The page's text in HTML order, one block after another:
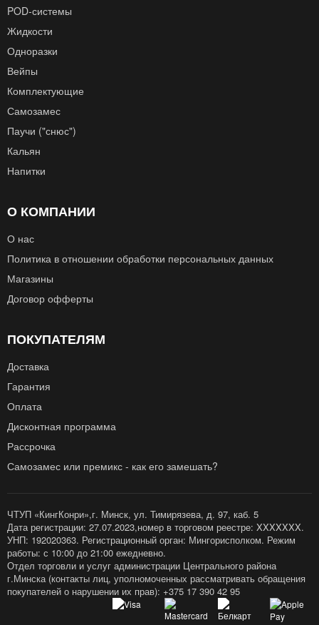
POD‑системы
Жидкости
Одноразки
Вейпы
Комплектующие
Самозамес
Паучи ("снюс")
Кальян
Напитки
О КОМПАНИИ
О нас
Политика в отношении обработки персональных данных
Магазины
Договор офферты
ПОКУПАТЕЛЯМ
Доставка
Гарантия
Оплата
Дисконтная программа
Рассрочка
Самозамес или премикс - как его замешать?
ЧТУП «КингКонри»,г. Минск, ул. Тимирязева, д. 97, каб. 5
Дата регистрации: 27.07.2023,номер в торговом реестре: XXXXXXX.
УНП: 192020363. Регистрационный орган: Мингорисполком. Режим
работы: с 10:00 до 21:00 ежедневно.
Отдел торговли и услуг администрации Центрального района
г.Минска (контакты лиц, уполномоченных рассматривать обращения
покупателей о нарушении их прав): +375 17 390 42 95